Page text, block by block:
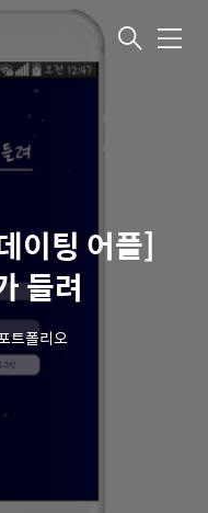
메
이팅 어플]
들려
트폴리오